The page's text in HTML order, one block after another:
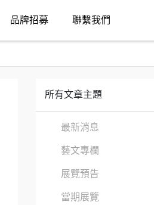
品牌招募 聯繫我們
所有文章主題
最新消息
藝文專欄
展覽預告
當期展覽